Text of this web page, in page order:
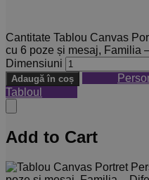
Cantitate Tablou Canvas
cu 6 poze și mesaj, Familia
Dimensiuni
Adaugă în coș
Tabloul
Add to Cart